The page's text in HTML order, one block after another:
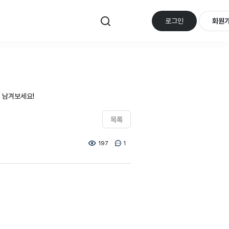
로그인 회원
겨보세요!
목록
197 1